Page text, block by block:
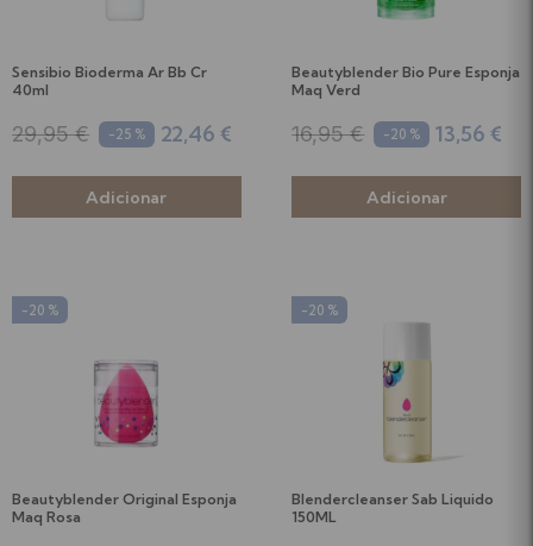
Sensibio Bioderma Ar Bb Cr
40ml
29,95 € -25 % 22,46 €
Beautyblender Bio Pure Esponja
Maq Verd
16,95 € -20 % 13,56 €
-20 %
Beautyblender Original Esponja
Maq Rosa
-20 %
Blendercleanser Sab Liquido
150ML